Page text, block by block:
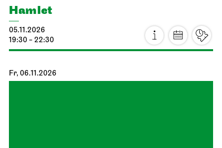
Hamlet
05.11.2026
19:30 - 22:30
Fr, 06.11.2026